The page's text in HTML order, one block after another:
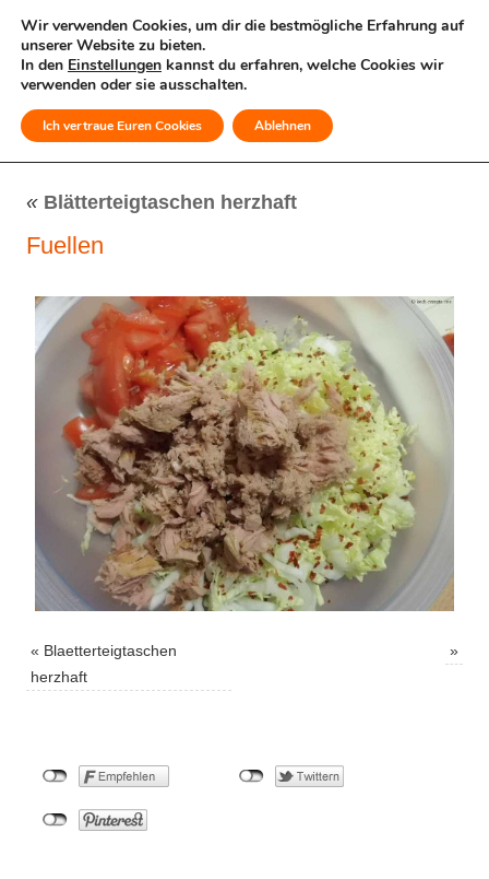
MENÜ
« Blätterteigtaschen herzhaft
Fuellen
« Blaetterteigtaschen
herzhaft
»
Wir verwenden Cookies, um dir die bestmögliche Erfahrung auf
unserer Website zu bieten.
In den Einstellungen kannst du erfahren, welche Cookies wir
verwenden oder sie ausschalten.
Ich vertraue Euren Cookies Ablehnen